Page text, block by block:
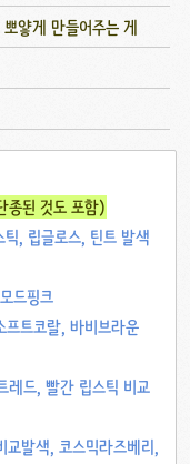
얗게 만들어주는 게
종된 것도 포함)
, 립글로스, 틴트 발색
드핑크
트코랄, 바비브라운
드, 빨간 립스틱 비교
발색, 코스믹라즈베리,